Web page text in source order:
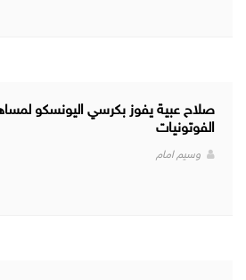
صلاح عبية يفوز بكرسي اليونسكو
الفوتونيات
وسيم امام